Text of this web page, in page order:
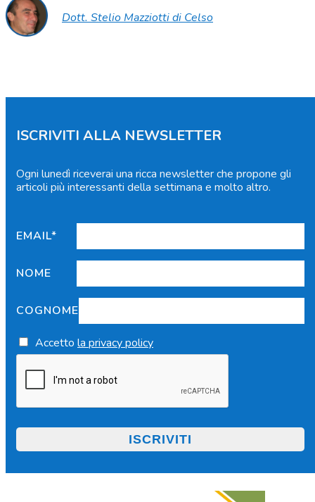
Dott. Stelio Mazziotti di Celso
ISCRIVITI ALLA NEWSLETTER
Ogni lunedì riceverai una ricca newsletter che propone gli
articoli più interessanti della settimana e molto altro.
EMAIL*
NOME
COGNOME
Accetto la privacy policy